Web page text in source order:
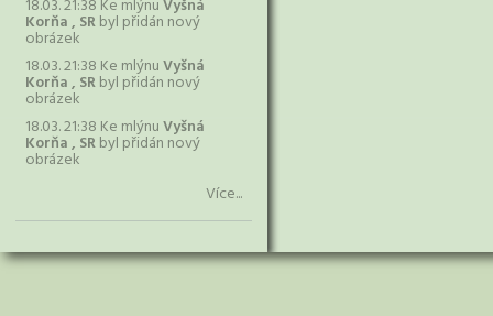
18.03. 21:38 Ke mlýnuVyšná
Korňa , SRbyl přidán nový
obrázek
18.03. 21:38 Ke mlýnuVyšná
Korňa , SRbyl přidán nový
obrázek
18.03. 21:38 Ke mlýnuVyšná
Korňa , SRbyl přidán nový
obrázek
Více...